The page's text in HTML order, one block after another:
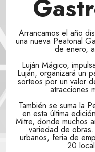
Arrancamos el año
una nueva Peatonal
de enero,
Luján Mágico,
Luján, organizará un
sorteos por un valor
atracciones
También se suma la
en esta última
Mitre, donde muchos
variedad de
urbanos, feria de
20